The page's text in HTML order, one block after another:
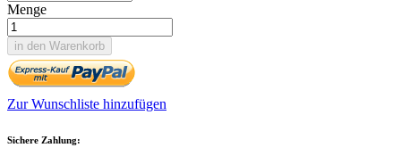
Menge
in den Warenkorb
Zur Wunschliste hinzufügen
Sichere Zahlung: